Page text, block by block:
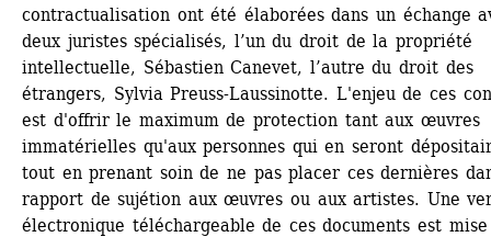
contractualisation ont été élaborées dans un échange
deux juristes spécialisés, l’un du droit de la propriété
intellectuelle, Sébastien Canevet, l’autre du droit des
étrangers, Sylvia Preuss-Laussinotte. L'enjeu de ces
est d'offrir le maximum de protection tant aux œuvres
immatérielles qu'aux personnes qui en seront
tout en prenant soin de ne pas placer ces dernières
rapport de sujétion aux œuvres ou aux artistes. Une
électronique téléchargeable de ces documents est